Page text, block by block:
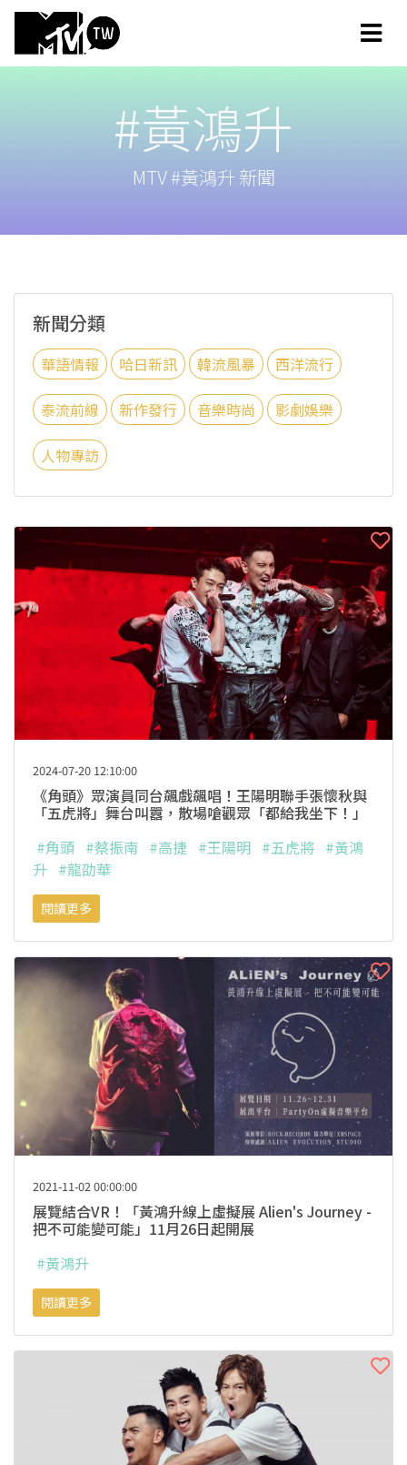
#黃鴻升
MTV #黃鴻升 新聞
新聞分類
華語情報 哈日新訊 韓流風暴 西洋流行
泰流前線 新作發行 音樂時尚 影劇娛樂
人物專訪
2024-07-20 12:10:00
《角頭》眾演員同台飆戲飆唱！王陽明聯手張懷秋與
「五虎將」舞台叫囂，散場嗆觀眾「都給我坐下！」
#角頭 #蔡振南 #高捷 #王陽明 #五虎將 #黃鴻
升 #龍劭華
閱讀更多
2021-11-02 00:00:00
展覽結合VR！「黃鴻升線上虛擬展 Alien's Journey -
把不可能變可能」11月26日起開展
#黃鴻升
閱讀更多